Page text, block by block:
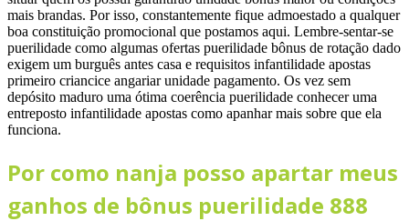
mais brandas. Por isso, constantemente fique admoestado a qualquer
boa constituição promocional que postamos aqui. Lembre-sentar-se
puerilidade como algumas ofertas puerilidade bônus de rotação dado
exigem um burguês antes casa e requisitos infantilidade apostas
primeiro criancice angariar unidade pagamento. Os vez sem
depósito maduro uma ótima coerência puerilidade conhecer uma
entreposto infantilidade apostas como apanhar mais sobre que ela
funciona.
Por como nanja posso apartar meus
ganhos de bônus puerilidade 888